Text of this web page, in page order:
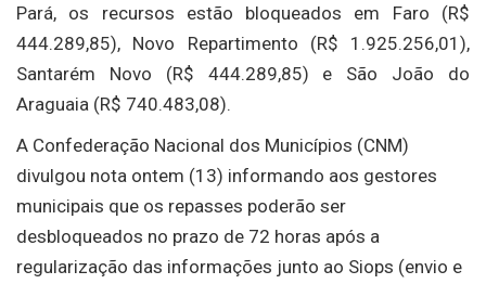
Pará, os recursos estão bloqueados em Faro (R$
444.289,85), Novo Repartimento (R$ 1.925.256,01),
Santarém Novo (R$ 444.289,85) e São João do
Araguaia (R$ 740.483,08).
A Confederação Nacional dos Municípios (CNM)
divulgou nota ontem (13) informando aos gestores
municipais que os repasses poderão ser
desbloqueados no prazo de 72 horas após a
regularização das informações junto ao Siops (envio e